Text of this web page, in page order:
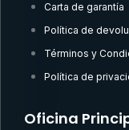
Carta de garantía
Política de
Términos y
Política de
Oficina